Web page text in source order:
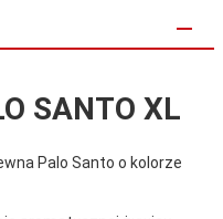
SANTO XL
Palo Santo o kolorze